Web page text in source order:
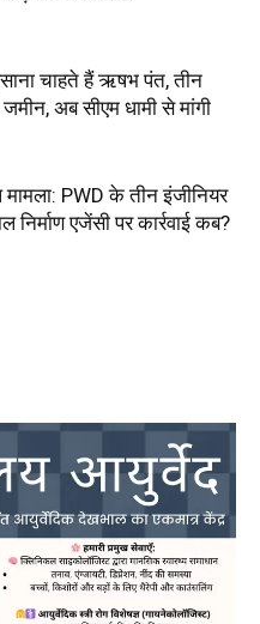
चाहते हैं ऋषभ पंत, तीन
अब सीएम धामी से मांगी
PWD के तीन इंजीनियर
निर्माण एजेंसी पर कार्रवाई कब?